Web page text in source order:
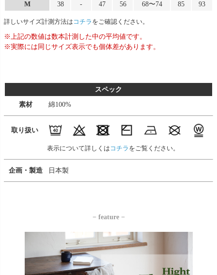
M
38 - 47 56 68〜74 85 93
詳しいサイズ計測方法は コチラ をご確認ください。
※上記の数値は数本計測した中の平均値です。
※実際には同じサイズ表示でも個体差があります。
スペック
素材 綿100%
取り扱い
表示について詳しくは コチラ をご覧ください。
企画・製造 日本製
− feature −